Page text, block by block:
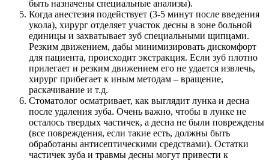
быть назначены специальные анализы).
Когда анестезия подействует (3-5 минут после введения
укола), хирург отделяет участок десны в зоне больной
единицы и захватывает зуб специальными щипцами.
Резким движением, дабы минимизировать дискомфорт
для пациента, происходит экстракция. Если зуб плотно
прилегает и резким движением его не удается извлечь,
хирург прибегает к иным методам – вращение,
раскачивание и т.д.
Стоматолог осматривает, как выглядит лунка и десна
после удаления зуба. Очень важно, чтобы в лунке не
осталось твердых частичек, а десна не были повреждены
(все повреждения, если такие есть, должны быть
обработаны антисептическими средствами). Остатки
частичек зуба и травмы десны могут привести к